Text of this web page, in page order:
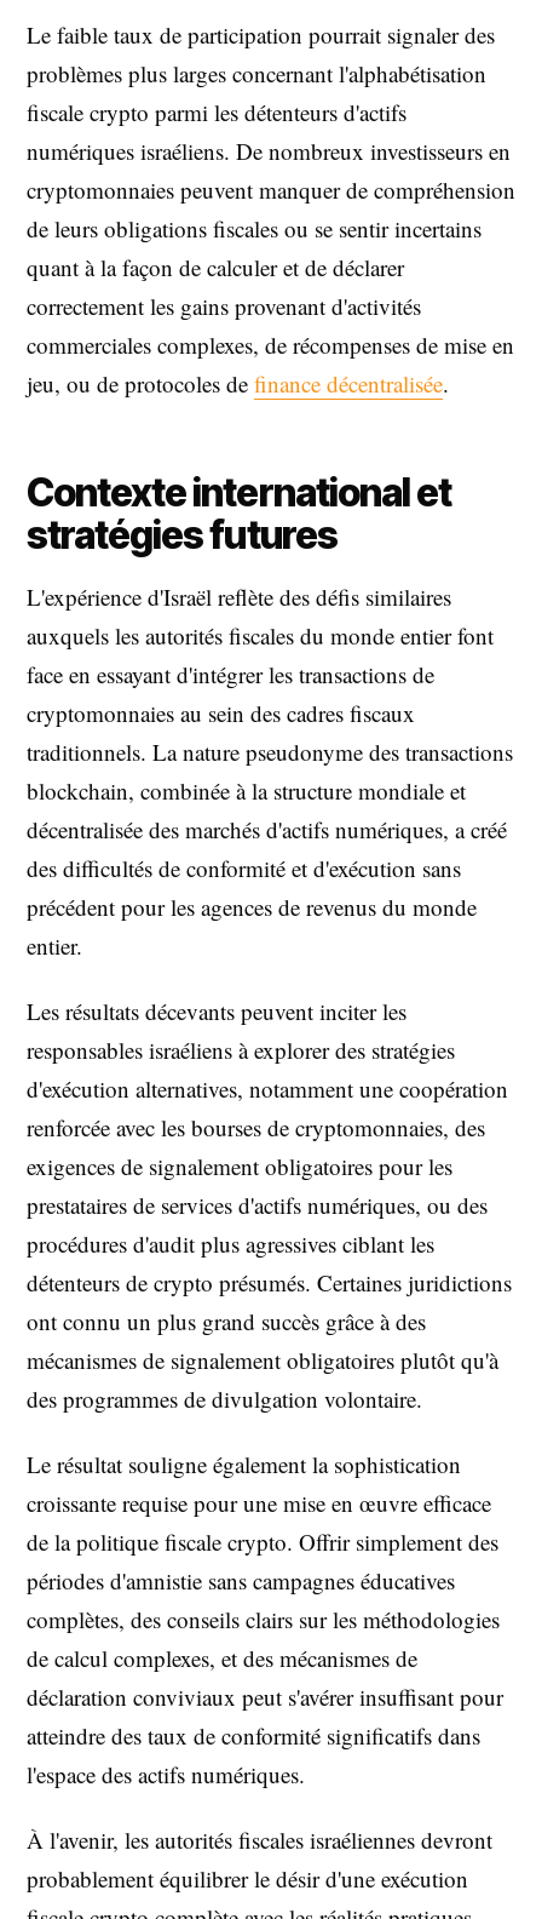
Le faible taux de participation pourrait signaler des
problèmes plus larges concernant l'alphabétisation
fiscale crypto parmi les détenteurs d'actifs
numériques israéliens. De nombreux investisseurs en
cryptomonnaies peuvent manquer de compréhension
de leurs obligations fiscales ou se sentir incertains
quant à la façon de calculer et de déclarer
correctement les gains provenant d'activités
commerciales complexes, de récompenses de mise en
jeu, ou de protocoles de finance décentralisée.
Contexte international et
stratégies futures
L'expérience d'Israël reflète des défis similaires
auxquels les autorités fiscales du monde entier font
face en essayant d'intégrer les transactions de
cryptomonnaies au sein des cadres fiscaux
traditionnels. La nature pseudonyme des transactions
blockchain, combinée à la structure mondiale et
décentralisée des marchés d'actifs numériques, a créé
des difficultés de conformité et d'exécution sans
précédent pour les agences de revenus du monde
entier.
Les résultats décevants peuvent inciter les
responsables israéliens à explorer des stratégies
d'exécution alternatives, notamment une coopération
renforcée avec les bourses de cryptomonnaies, des
exigences de signalement obligatoires pour les
prestataires de services d'actifs numériques, ou des
procédures d'audit plus agressives ciblant les
détenteurs de crypto présumés. Certaines juridictions
ont connu un plus grand succès grâce à des
mécanismes de signalement obligatoires plutôt qu'à
des programmes de divulgation volontaire.
Le résultat souligne également la sophistication
croissante requise pour une mise en œuvre efficace
de la politique fiscale crypto. Offrir simplement des
périodes d'amnistie sans campagnes éducatives
complètes, des conseils clairs sur les méthodologies
de calcul complexes, et des mécanismes de
déclaration conviviaux peut s'avérer insuffisant pour
atteindre des taux de conformité significatifs dans
l'espace des actifs numériques.
À l'avenir, les autorités fiscales israéliennes devront
probablement équilibrer le désir d'une exécution